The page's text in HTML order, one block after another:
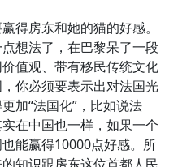
得房东和她的猫的好感。
想法了，在巴黎呆了一段
值观、带有移民传统文化
你必须要表示出对法国光
加“法国化”，比如说法
在中国也一样，如果一个
能赢得10000点好感。所